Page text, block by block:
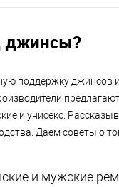
джинсы?
поддержку
и унисекс.
Даем советы о
и мужские